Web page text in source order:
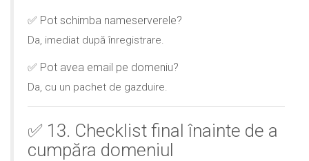
✅ Pot schimba nameserverele?
Da, imediat după înregistrare.
✅ Pot avea email pe domeniu?
Da, cu un pachet de gazduire.
✅ 13. Checklist final înainte de a
cumpăra domeniul